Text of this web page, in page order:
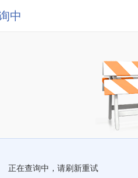
中
正在查询中，请刷新重试